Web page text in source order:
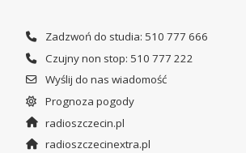
Zadzwoń do studia: 510 777 666
Czujny non stop: 510 777 222
Wyślij do nas wiadomość
Prognoza pogody
radioszczecin.pl
radioszczecinextra.pl